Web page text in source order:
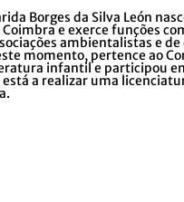
Borges da Silva León
e exerce funções
ambientalistas e
momento, pertence ao
infantil e participou
a realizar uma